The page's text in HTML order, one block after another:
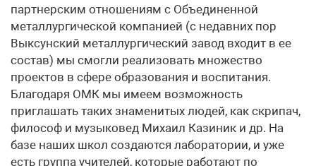
партнерским отношениям с Объединенной
металлургической компанией (с недавних пор
Выксунский металлургический завод входит в ее
состав) мы смогли реализовать множество
проектов в сфере образования и воспитания.
Благодаря ОМК мы имеем возможность
приглашать таких знаменитых людей, как скрипач,
философ и музыковед Михаил Казиник и др. На
базе наших школ создаются лаборатории, и уже
есть группа учителей, которые работают по